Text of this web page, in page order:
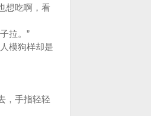
想吃啊，看
拉。”
模狗样却是
，手指轻轻